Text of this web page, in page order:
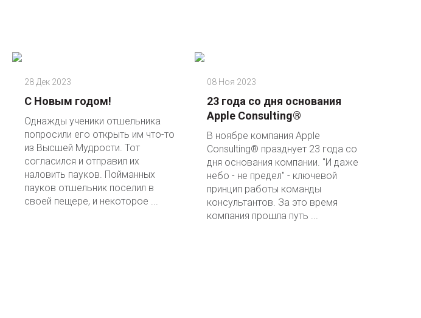
28 Дек 2023
С Новым годом!
Однажды ученики отшельника
попросили его открыть им что-то
из Высшей Мудрости. Тот
согласился и отправил их
наловить пауков. Пойманных
пауков отшельник поселил в
своей пещере, и некоторое ...
08 Ноя 2023
23 года со дня основания
Apple Consulting®
В ноябре компания Apple
Consulting® празднует 23 года со
дня основания компании. "И даже
небо - не предел" - ключевой
принцип работы команды
консультантов. За это время
компания прошла путь ...